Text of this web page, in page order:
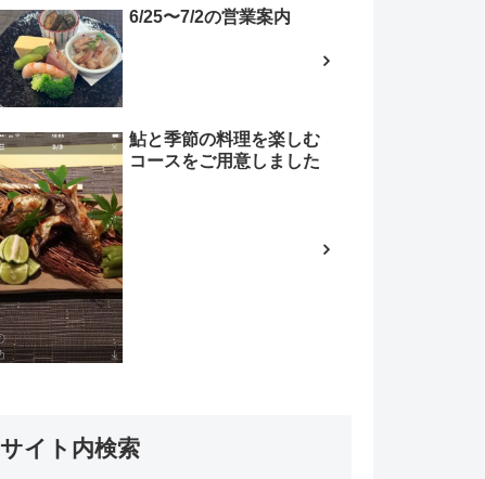
6/25〜7/2の営業案内
鮎と季節の料理を楽しむ
コースをご用意しました
サイト内検索